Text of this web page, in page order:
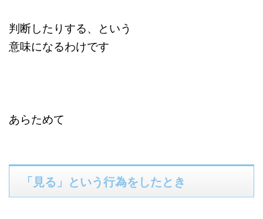
判断したりする、という
意味になるわけです
あらためて
「見る」という行為をしたとき